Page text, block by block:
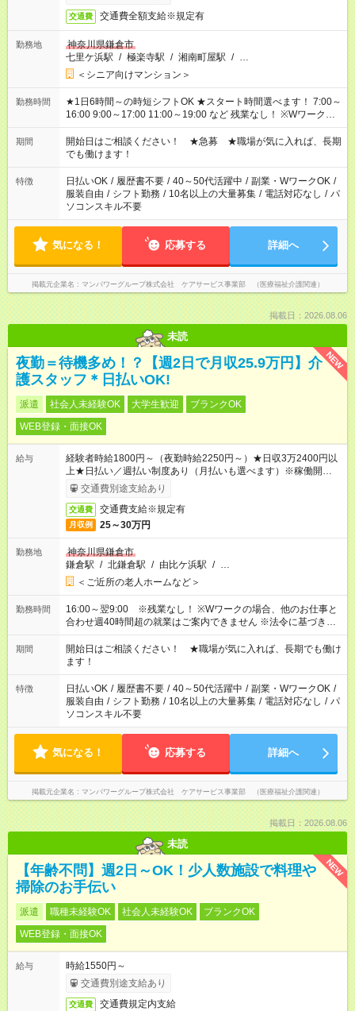
交通費 交通費全額支給※規定有
勤務地
神奈川県鎌倉市
七里ケ浜駅 / 極楽寺駅 / 湘南町屋駅 / …
＜シニア向けマンション＞
勤務時間
★1日6時間～の時短シフトOK ★スタート時間選べます！ 7:00～
16:00 9:00～17:00 11:00～19:00 など 残業なし！ ※Wワークの
場合、他のお仕事と合わせ週40時間超の就業はご案内できませ
ん ※法令に基づき、週20時間以上勤務は社会保険への加入対象
となります ※労働者派遣法（日雇い派遣の原則禁止）により、
短時間・短期間の就業はご案内が難しい場合があります
期間
開始日はご相談ください！ ★急募 ★職場が気に入れば、長期
でも働けます！
特徴 日払いOK / 履歴書不要 / 40～50代活躍中 / 副業・WワークOK /
服装自由 / シフト勤務 / 10名以上の大量募集 / 電話対応なし / パ
ソコンスキル不要
気になる！ 応募する 詳細へ
掲載元企業名 マンパワーグループ株式会社 ケアサービス事業部 （医療福祉介護関連）
掲載日：2026.08.06
未読
NEW
夜勤＝待機多め！？【週2日で月収25.9万円】介
護スタッフ＊日払いOK!
派遣 社会人未経験OK 大学生歓迎
ブランクOK
WEB登録・面接OK
給与
経験者時給1800円～（夜勤時給2250円～）★日収3万2400円以
上★日払い／週払い制度あり（月払いも選べます）※稼働開始時
は手続き完了次第のお支払いとなります。
交通費別途支給あり
交通費 交通費支給※規定有
月収例 25～30万円
勤務地
神奈川県鎌倉市
鎌倉駅 / 北鎌倉駅 / 由比ケ浜駅 / …
＜ご近所の老人ホームなど＞
勤務時間
16:00～翌9:00 ※残業なし！ ※Wワークの場合、他のお仕事と
合わせ週40時間超の就業はご案内できません ※法令に基づき、
週20時間以上勤務は社会保険への加入対象となります ※労働者
派遣法（日雇い派遣の原則禁止）により、短時間・短期間の就
業はご案内が難しい場合があります
期間
開始日はご相談ください！ ★職場が気に入れば、長期でも働け
ます！
特徴 日払いOK / 履歴書不要 / 40～50代活躍中 / 副業・WワークOK /
服装自由 / シフト勤務 / 10名以上の大量募集 / 電話対応なし / パ
ソコンスキル不要
気になる！ 応募する 詳細へ
掲載元企業名 マンパワーグループ株式会社 ケアサービス事業部 （医療福祉介護関連）
掲載日：2026.08.06
未読
NEW
【年齢不問】週2日～OK！少人数施設で料理や
掃除のお手伝い
派遣 職種未経験OK 社会人未経験OK
ブランクOK
WEB登録・面接OK
給与
時給1550円～
交通費別途支給あり
交通費 交通費規定内支給